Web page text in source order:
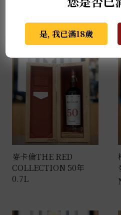
風味層次豐富而持久。
推薦商品
麥卡倫THE RED
COLLECTION 50年
0.7L
是, 我已滿18歲